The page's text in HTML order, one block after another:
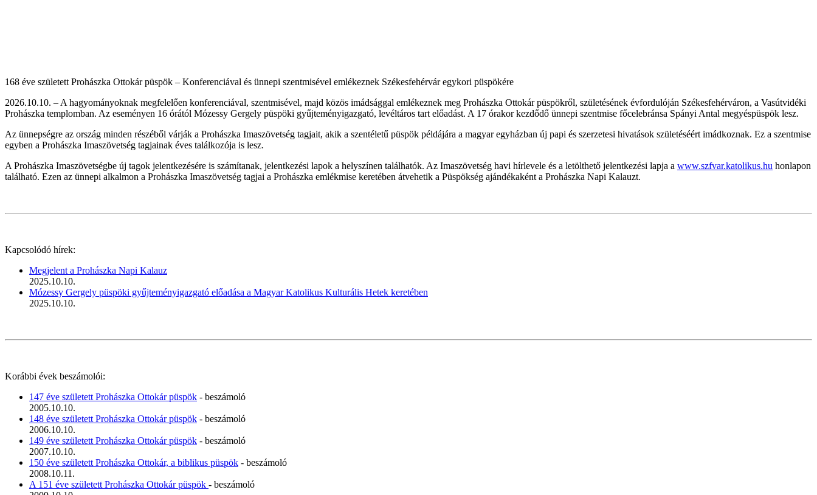
168 éve született Prohászka Ottokár püspök – Konferenciával és ünnepi szentmisével emlékeznek Székesfehérvár egykori püspökére
2026.10.10. – A hagyományoknak megfelelően konferenciával, szentmisével, majd közös imádsággal emlékeznek meg Prohászka Ottokár püspökről, születésének évfordulóján Székesfehérváron, a Vasútvidéki
Prohászka templomban. Az eseményen 16 órától Mózessy Gergely püspöki gyűjteményigazgató, levéltáros tart előadást. A 17 órakor kezdődő ünnepi szentmise főcelebránsa Spányi Antal megyéspüspök lesz.
Az ünnepségre az ország minden részéből várják a Prohászka Imaszövetség tagjait, akik a szentéletű püspök példájára a magyar egyházban új papi és szerzetesi hivatások születéséért imádkoznak. Ez a szentmise
egyben a Prohászka Imaszövetség tagjainak éves találkozója is lesz.
A Prohászka Imaszövetségbe új tagok jelentkezésére is számítanak, jelentkezési lapok a helyszínen találhatók. Az Imaszövetség havi hírlevele és a letölthető jelentkezési lapja a www.szfvar.katolikus.hu honlapon
található. Ezen az ünnepi alkalmon a Prohászka Imaszövetség tagjai a Prohászka emlékmise keretében átvehetik a Püspökség ajándékaként a Prohászka Napi Kalauzt.
Kapcsolódó hírek:
Megjelent a Prohászka Napi Kalauz
2025.10.10.
Mózessy Gergely püspöki gyűjteményigazgató előadása a Magyar Katolikus Kulturális Hetek keretében
2025.10.10.
Korábbi évek beszámolói:
147 éve született Prohászka Ottokár püspök - beszámoló
2005.10.10.
148 éve született Prohászka Ottokár püspök - beszámoló
2006.10.10.
149 éve született Prohászka Ottokár püspök - beszámoló
2007.10.10.
150 éve született Prohászka Ottokár, a biblikus püspök - beszámoló
2008.10.11.
A 151 éve született Prohászka Ottokár püspök - beszámoló